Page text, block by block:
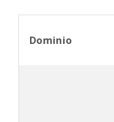
Dominio